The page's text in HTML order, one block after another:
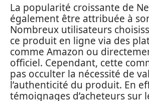
La popularité croissante de
également être attribuée à
Nombreux utilisateurs
ce produit en ligne via des
comme Amazon ou
officiel. Cependant, cette
pas occulter la nécessité de
l’authenticité du produit. En
témoignages d’acheteurs sur